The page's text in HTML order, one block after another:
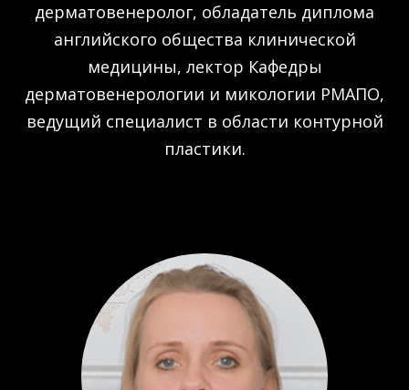
дерматовенеролог, обладатель диплома
английского общества клинической
медицины, лектор Кафедры
дерматовенерологии и микологии РМАПО,
ведущий специалист в области контурной
пластики.